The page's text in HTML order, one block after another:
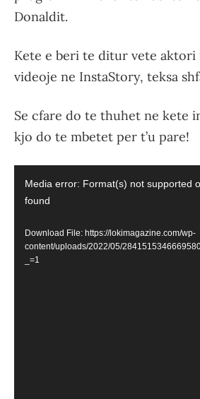
Donaldit.
Kete e beri te ditur vete aktori
videoje ne InstaStory, teksa
Se cfare do te thuhet ne kete
kjo do te mbetet per t’u pare!
Player
Media error: Format(s) not supported
found
Download File: https://lokimagazine.com/wp-
content/uploads/2022/05/
_=1